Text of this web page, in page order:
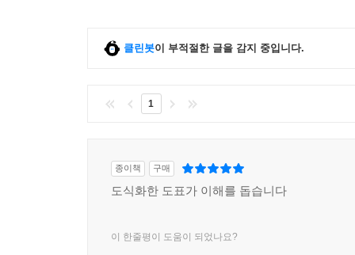
클린봇이 부적절한 글을 감지 중입니다.
1
종이책 구매
도식화한 도표가 이해를 돕습니다
이 한줄평이 도움이 되었나요?